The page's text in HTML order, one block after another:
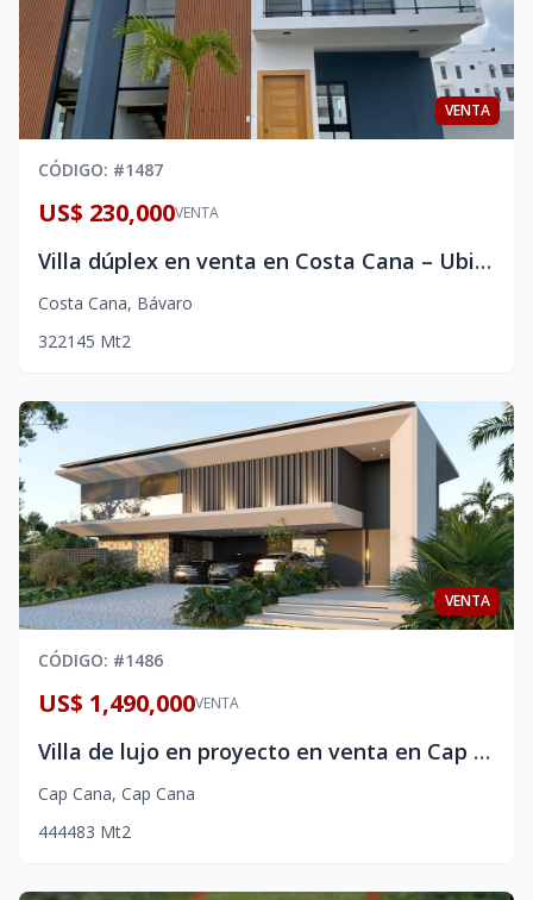
VENTA
CÓDIGO: #1487
VENTA
US$ 230,000
Villa dúplex en venta en Costa Cana – Ubicación estratégica
Costa Cana, Bávaro
322145 Mt2
VENTA
CÓDIGO: #1486
VENTA
US$ 1,490,000
Villa de lujo en proyecto en venta en Cap Cana
Cap Cana, Cap Cana
444483 Mt2